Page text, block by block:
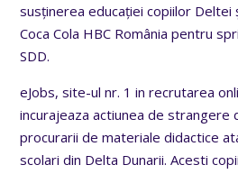
susținerea educației copiilor
Coca Cola HBC România pentru
SDD.
eJobs, site-ul nr. 1 in recrutarea
incurajeaza actiunea de strangere
procurarii de materiale didactice
scolari din Delta Dunarii. Acesti